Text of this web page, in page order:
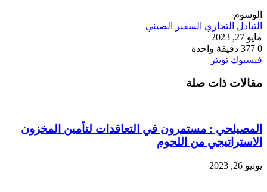
الوسوم
التبادل التجاري السفير الصيني
مايو 27, 2023
0
دقيقة واحدة
فيسبوك تويتر
البريد
مقالات ذات صلة
المصيلحي : مستمرون في التعاقدات لتأمين المخزون
الاستراتيجي من اللحوم
يونيو 26, 2023